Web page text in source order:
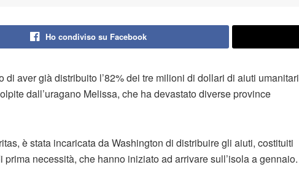
Ho condiviso su Facebook
di aver già distribuito l’82% dei tre milioni di dollari di aiuti umanitari
dall’uragano Melissa, che ha devastato diverse province
è stata incaricata da Washington di distribuire gli aiuti, costituiti
prima necessità, che hanno iniziato ad arrivare sull’isola a gennaio.